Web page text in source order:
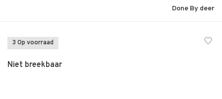
Done By deer
3 Op voorraad
Niet breekbaar